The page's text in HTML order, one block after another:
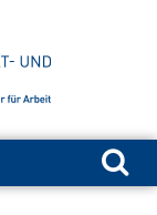
Suchen nach: